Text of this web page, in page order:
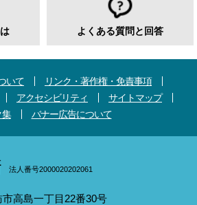
よくある質問と回答
いて
リンク・著作権・免責事項
アクセシビリティ
サイトマップ
集
バナー広告について
法人番号2000020202061
高島一丁目22番30号